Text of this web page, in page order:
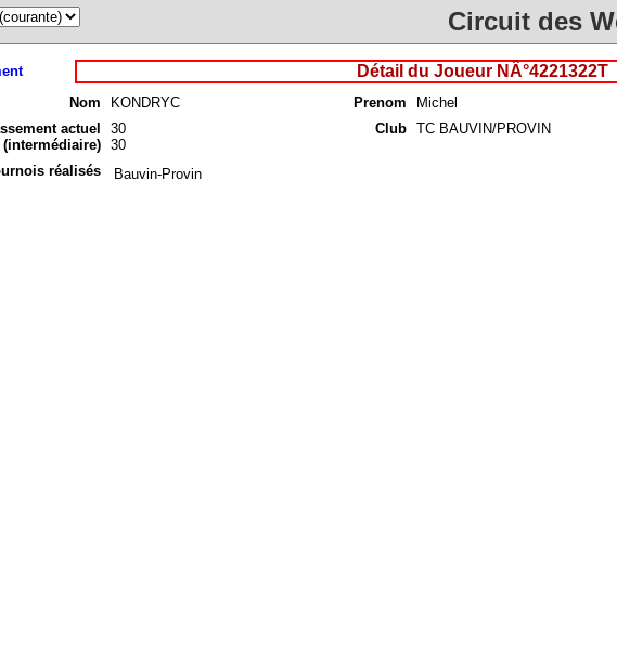
Circuit des
Détail du Joueur NÂ°4221322T
Nom KONDRYC Prenom
Michel
actuel
(intermédiaire)
30
30
Club TC BAUVIN/PROVIN
réalisés Bauvin-Provin